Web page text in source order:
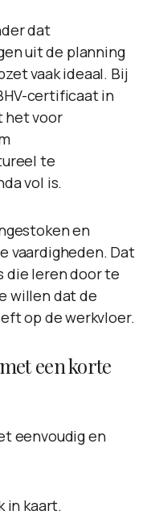
dat
uit de planning
vaak ideaal. Bij
certificaat in
het voor
te
vol is.
en
vaardigheden. Dat
die leren door te
willen dat de
op de werkvloer.
een korte
eenvoudig en
in kaart.